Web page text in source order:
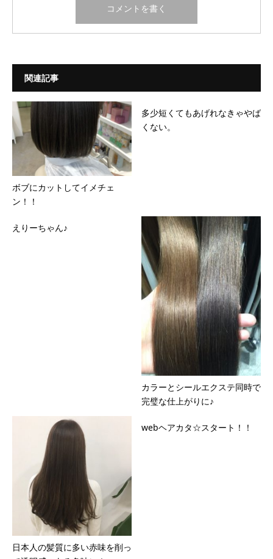
関連記事
ボブにカットしてイメチェ
ン！！
多少短くてもあげれなきゃやば
くない。
えりーちゃん♪
カラーとシールエクステ同時で
完璧な仕上がりに♪
日本人の髪質に多い赤味を削っ
webヘアカタ☆スタート！！